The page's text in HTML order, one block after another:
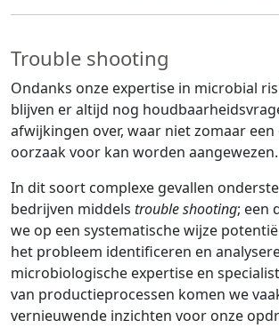
Trouble shooting
Ondanks onze expertise in microbial
blijven er altijd nog
afwijkingen over, waar niet zomaar
oorzaak voor kan worden aangewezen.
In dit soort complexe gevallen
bedrijven middels trouble shooting; een
we op een systematische wijze
het probleem identificeren en
microbiologische expertise en
van productieprocessen komen we
vernieuwende inzichten voor onze